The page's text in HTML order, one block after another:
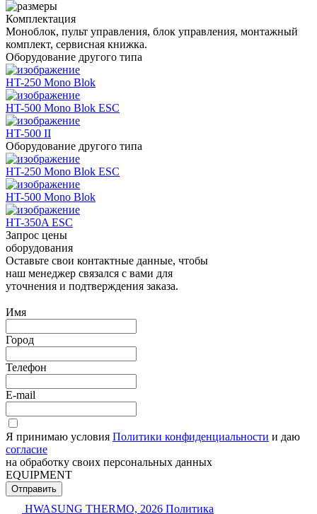
Комплектация
Моноблок, пульт управления, блок управления, монтажный
комплект, сервисная книжка.
Оборудование другого типа
HT-250 Mono Blok
HT-500 Mono Blok ESC
HT-500 II
Оборудование другого типа
HT-250 Mono Blok ESC
HT-500 Mono Blok
HT-350A ESC
Запрос цены
оборудования
Оставьте свои контактные данные, чтобы
наш менеджер связался с вами для
уточнения и подтверждения заказа.
Имя
Город
Телефон
E-mail
Я принимаю условия Политики конфиденциальности и даю
согласие
на обработку своих персональных данных
EQUIPMENT
Отправить
HWASUNG THERMO, 2026 Политика